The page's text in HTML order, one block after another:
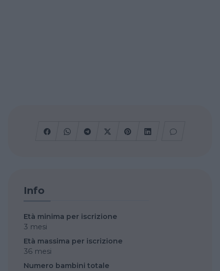
Info
Età minima per iscrizione
3 mesi
Età massima per iscrizione
36 mesi
Numero bambini totale